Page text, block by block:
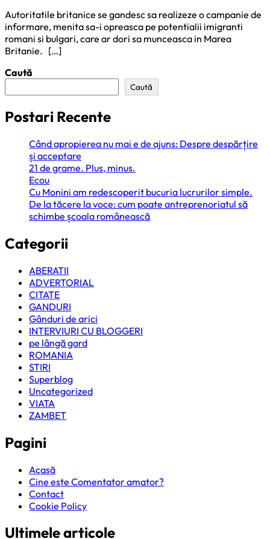
Autoritatile britanice se gandesc sa realizeze o campanie de
informare, menita sa-i opreasca pe potentialii imigranti
romani si bulgari, care ar dori sa munceasca in Marea
Britanie. […]
Caută
Caută
Postari Recente
Când apropierea nu mai e de ajuns: Despre despărțire
și acceptare
21 de grame. Plus, minus.
Ecou
Cu Monini am redescoperit bucuria lucrurilor simple.
De la tăcere la voce: cum poate antreprenoriatul să
schimbe școala românească
Categorii
ABERATII
ADVERTORIAL
CITATE
GANDURI
Gânduri de arici
INTERVIURI CU BLOGGERI
pe lângă gard
ROMANIA
STIRI
Superblog
Uncategorized
VIATA
ZAMBET
Pagini
Acasă
Cine este Comentator amator?
Contact
Cookie Policy
Ultimele articole